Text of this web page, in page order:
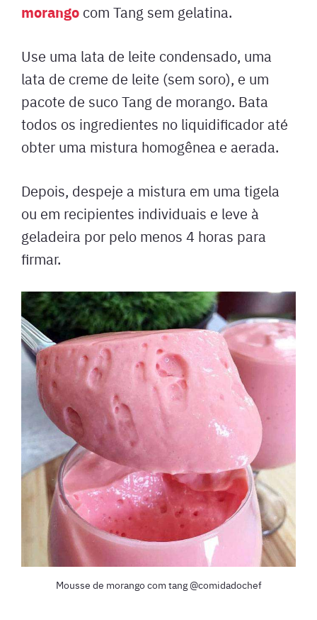
morango com Tang sem gelatina.
Use uma lata de leite condensado, uma
lata de creme de leite (sem soro), e um
pacote de suco Tang de morango. Bata
todos os ingredientes no liquidificador até
obter uma mistura homogênea e aerada.
Depois, despeje a mistura em uma tigela
ou em recipientes individuais e leve à
geladeira por pelo menos 4 horas para
firmar.
Mousse de morango com tang @comidadochef